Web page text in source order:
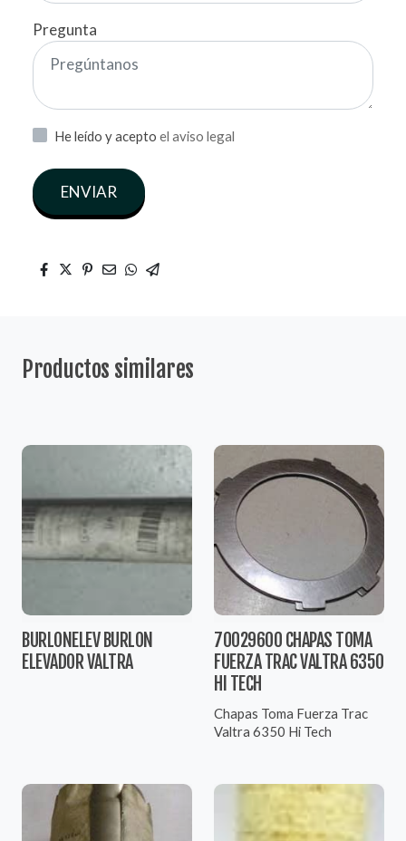
Pregunta
He leído y acepto el aviso legal
ENVIAR
Productos similares
BURLONELEV BURLON
ELEVADOR VALTRA
70029600 CHAPAS TOMA
FUERZA TRAC VALTRA 6350
HI TECH
Chapas Toma Fuerza Trac
Valtra 6350 Hi Tech